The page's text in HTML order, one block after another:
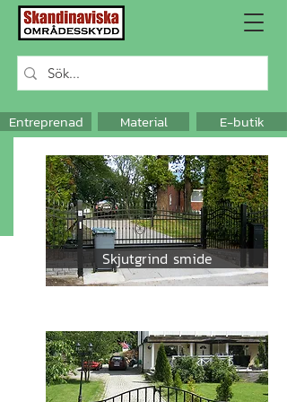
Entreprenad Material E-butik
Skjutgrind smide